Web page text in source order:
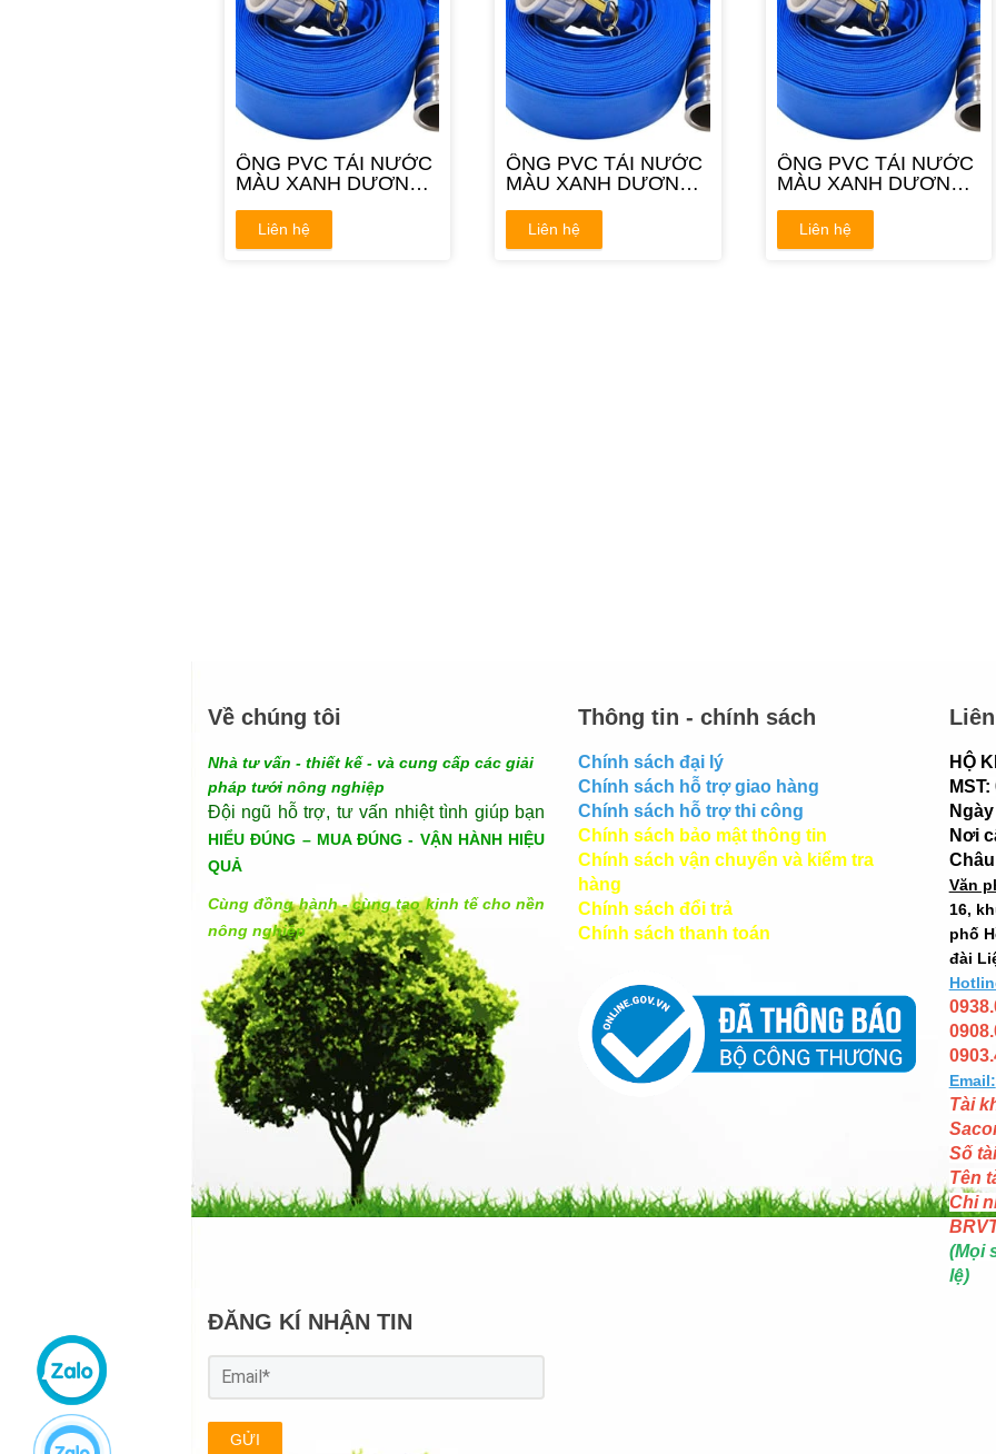
ỐNG PVC TẢI NƯỚC
MÀU XANH DƯƠNG
Liên hệ
ỐNG PVC TẢI NƯỚC
MÀU XANH DƯƠNG
Liên hệ
ỐNG PVC TẢI NƯỚC
MÀU XANH DƯƠNG
Liên hệ
Về chúng tôi
Nhà tư vấn - thiết kế - và cung cấp các giải
pháp tưới nông nghiệp
Đội ngũ hỗ trợ, tư vấn nhiệt tình giúp bạn
HIỂU ĐÚNG – MUA ĐÚNG - VẬN HÀNH HIỆU
QUẢ
Cùng đồng hành - cùng tạo kinh tế cho nền
nông nghiệp
Thông tin - chính sách
Chính sách đại lý
Chính sách hỗ trợ giao hàng
Chính sách hỗ trợ thi công
Chính sách bảo mật thông tin
Chính sách vận chuyển và kiểm tra
hàng
Chính sách đổi trả
Chính sách thanh toán
HỘ
Nơi
Văn
16,
phố
đài
Email:
Tài
Số
Tên
Chi
(Mọi
lệ)
ĐĂNG KÍ NHẬN TIN
GỬI